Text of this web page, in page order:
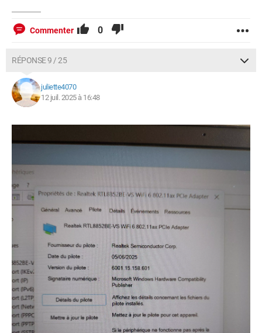
Commenter 0
RÉPONSE 9 / 25
juliette4070
12 juil. 2025 à 16:48